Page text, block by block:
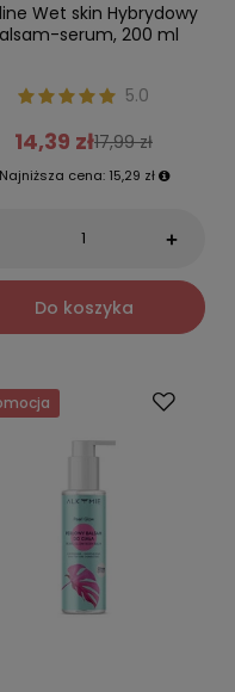
Wet skin Hybrydowy
serum, 200 ml
5.0
14,39 zł17,99 zł
Najniższa cena: 15,29 zł
+
Do koszyka